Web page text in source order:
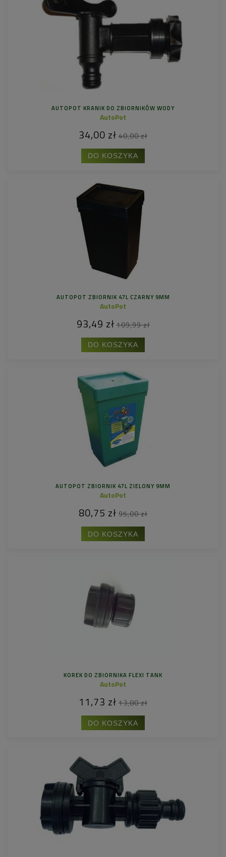
AUTOPOT KRANIK DO ZBIORNIKÓW WODY
AutoPot
34,00 zł 40,00 zł
DO KOSZYKA
AUTOPOT ZBIORNIK 47L CZARNY 9MM
AutoPot
93,49 zł 109,99 zł
DO KOSZYKA
AUTOPOT ZBIORNIK 47L ZIELONY 9MM
AutoPot
80,75 zł 95,00 zł
DO KOSZYKA
KOREK DO ZBIORNIKA FLEXI TANK
AutoPot
11,73 zł 13,80 zł
DO KOSZYKA